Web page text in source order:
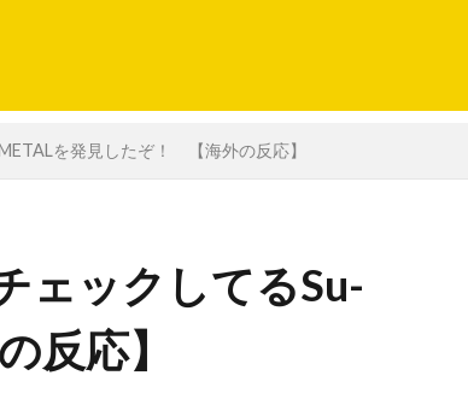
を発見したぞ！ 【海外の反応】
ェックしてるSu-
反応】